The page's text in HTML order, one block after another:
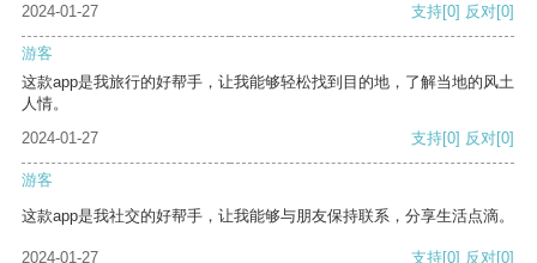
2024-01-27 支持[0] 反对[0]
游客
这款app是我旅行的好帮手，让我能够轻松找到目的地，了解当地的风土
人情。
2024-01-27
支持[0] 反对[0]
游客
这款app是我社交的好帮手，让我能够与朋友保持联系，分享生活点滴。
2024-01-27 支持[0] 反对[0]